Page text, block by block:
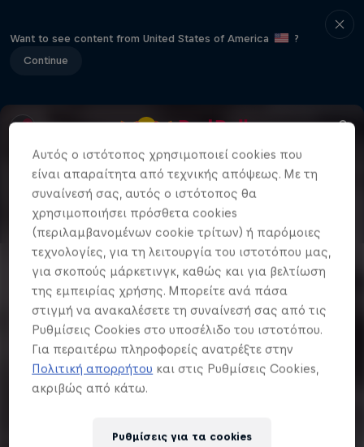
Want to see content from United States of America
?
Continue
Αυτός ο ιστότοπος χρησιμοποιεί cookies που
είναι απαραίτητα από τεχνικής απόψεως. Με τη
συναίνεσή σας, αυτός ο ιστότοπος θα
χρησιμοποιήσει πρόσθετα cookies
(περιλαμβανομένων cookie τρίτων) ή παρόμοιες
τεχνολογίες, για τη λειτουργία του ιστοτόπου μας,
για σκοπούς μάρκετινγκ, καθώς και για βελτίωση
της εμπειρίας χρήσης. Μπορείτε ανά πάσα
στιγμή να ανακαλέσετε τη συναίνεσή σας από τις
Ρυθμίσεις Cookies στο υποσέλιδο του ιστοτόπου.
Για περαιτέρω πληροφορείς ανατρέξτε στην
Πολιτική απορρήτου και στις Ρυθμίσεις Cookies,
ακριβώς από κάτω.
Ρυθμίσεις για τα cookies